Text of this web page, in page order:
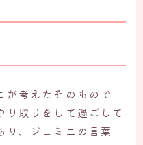
が考えたそのもので
り取りをして過ごして
り、ジェミニの言葉